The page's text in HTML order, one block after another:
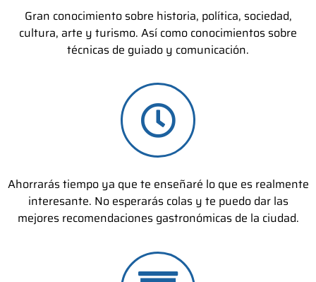
Gran conocimiento sobre historia, política, sociedad,
cultura, arte y turismo. Así como conocimientos sobre
técnicas de guiado y comunicación.
Ahorrarás tiempo ya que te enseñaré lo que es realmente
interesante. No esperarás colas y te puedo dar las
mejores recomendaciones gastronómicas de la ciudad.